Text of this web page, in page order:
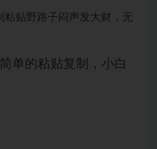
单的粘贴复制，小白